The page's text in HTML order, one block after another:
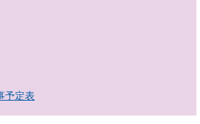
予定表